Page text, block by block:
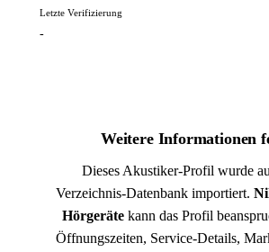
Letzte Verifizierung
-
Weitere Informationen
Dieses Akustiker-Profil wurde
Verzeichnis-Datenbank importiert.
Hörgerätekann das Profil
Öffnungszeiten, Service-Details,